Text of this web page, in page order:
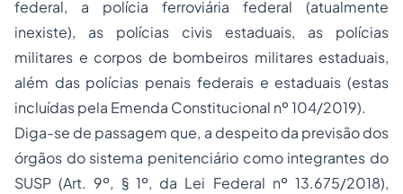
federal, a polícia ferroviária federal (atualmente
inexiste), as polícias civis estaduais, as polícias
militares e corpos de bombeiros militares estaduais,
além das polícias penais federais e estaduais (estas
incluídas pela Emenda Constitucional nº 104/2019).
Diga-se de passagem que, a despeito da previsão dos
órgãos do sistema penitenciário como integrantes do
SUSP (Art. 9º, § 1º, da Lei Federal nº 13.675/2018),